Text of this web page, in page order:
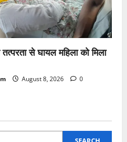
से घायल महिला को मिला
August 8, 2026 0